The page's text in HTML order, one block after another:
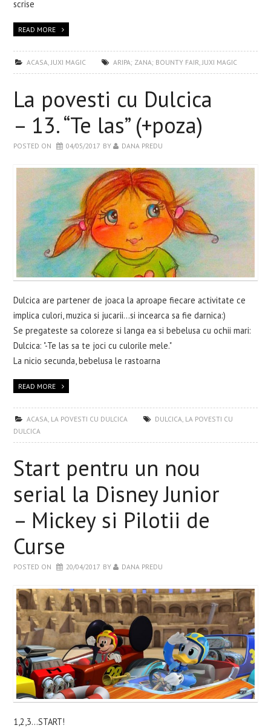
scrise
READ MORE
ACASA JUXI MAGIC ARIPA; ZANA; BOUNTY FAIR JUXI MAGIC
La povesti cu Dulcica
– 13. “Te las” (+poza)
POSTED ON 04/05/2017 BY DANA PREDU
Dulcica are partener de joaca la aproape fiecare activitate ce
implica culori, muzica si jucarii...si incearca sa fie darnica:)
Se pregateste sa coloreze si langa ea si bebelusa cu ochii mari:
Dulcica: "-Te las sa te joci cu culorile mele."
La nicio secunda, bebelusa le rastoarna
READ MORE
ACASA, LA POVESTI CU DULCICA DULCICA, LA POVESTI CU
DULCICA
Start pentru un nou
serial la Disney Junior
– Mickey si Pilotii de
Curse
POSTED ON 20/04/2017 BY DANA PREDU
1,2,3...START!